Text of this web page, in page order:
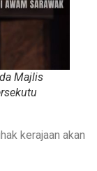
Majlis
kerajaan akan